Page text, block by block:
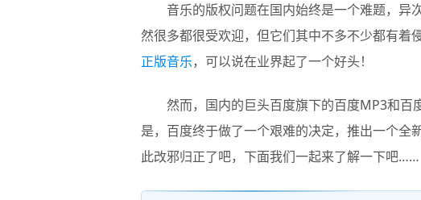
音乐的版权问题在国内始终是一个难题，异
然很多都很受欢迎，但它们其中不多不少都有着
正版音乐，可以说在业界起了一个好头！
然而，国内的巨头百度旗下的百度MP3和百
是，百度终于做了一个艰难的决定，推出一个
此改邪归正了吧，下面我们一起来了解一下吧……